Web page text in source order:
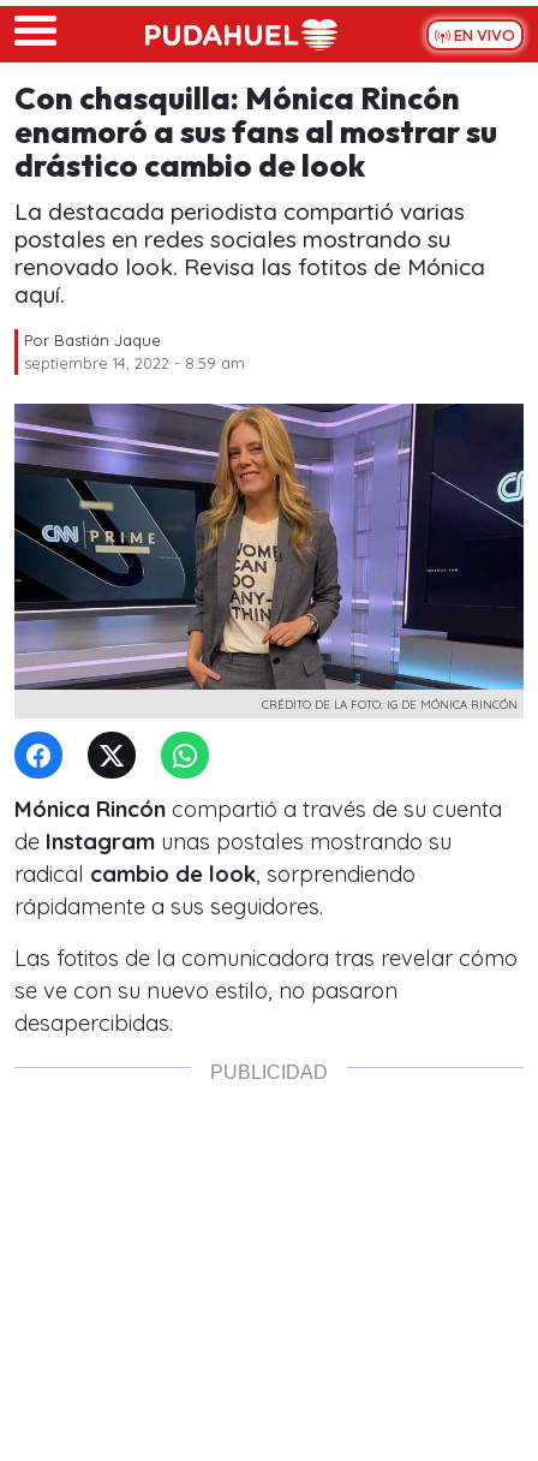
Skip to main content
EN VIVO
Con chasquilla: Mónica Rincón
enamoró a sus fans al mostrar su
drástico cambio de look
La destacada periodista compartió varias
postales en redes sociales mostrando su
renovado look. Revisa las fotitos de Mónica
aquí.
Por Bastián Jaque
septiembre 14, 2022 - 8:59 am
CRÉDITO DE LA FOTO: IG DE MÓNICA RINCÓN
Mónica Rincón compartió a través de su cuenta
de Instagram unas postales mostrando su
radical cambio de look, sorprendiendo
rápidamente a sus seguidores.
Las fotitos de la comunicadora tras revelar cómo
se ve con su nuevo estilo, no pasaron
desapercibidas.